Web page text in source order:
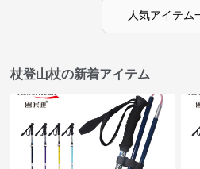
人気アイテム
杖登山杖の新着アイテム